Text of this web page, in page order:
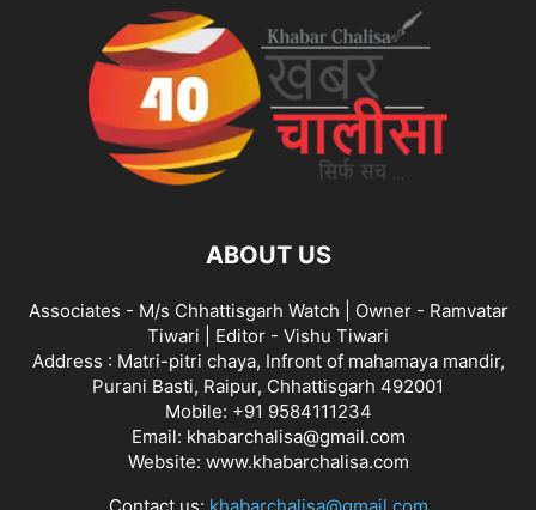
ABOUT US
Associates - M/s Chhattisgarh Watch | Owner - Ramvatar
Tiwari | Editor - Vishu Tiwari
Address : Matri-pitri chaya, Infront of mahamaya mandir,
Purani Basti, Raipur, Chhattisgarh 492001
Mobile: +91 9584111234
Email: khabarchalisa@gmail.com
Website: www.khabarchalisa.com
Contact us: khabarchalisa@gmail.com